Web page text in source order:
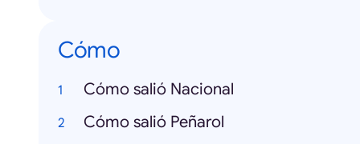
Cómo
Cómo salió Nacional
Cómo salió Peñarol